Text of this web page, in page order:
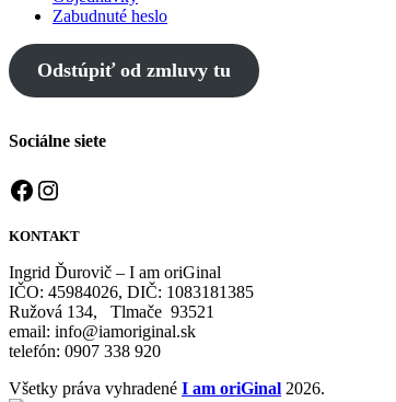
Zabudnuté heslo
Odstúpiť od zmluvy tu
Sociálne siete
Facebook
Instagram
KONTAKT
Ingrid Ďurovič – I am oriGinal
IČO: 45984026, DIČ: 1083181385
Ružová 134, Tlmače 93521
email: info@iamoriginal.sk
telefón: 0907 338 920
Všetky práva vyhradené I am oriGinal 2026.